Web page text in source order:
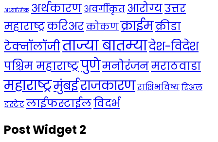
अध्यात्मिक अर्थकारणअवर्गीकृत आरोग्यउत्तर
महाराष्ट्रकरिअरकोकणक्राईमक्रीडा
टेक्नॉलॉजीताज्या बातम्यादेश-विदेश
पश्चिम महाराष्ट्रपुणेमनोरंजनमराठवाडा
महाराष्ट्रमुंबईराजकारणराशिभविष्यरिअल
इस्टेटलाईफस्टाईलविदर्भ
Post Widget 2